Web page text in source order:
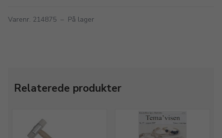
Varenr. 214875 – På lager
Relaterede produkter